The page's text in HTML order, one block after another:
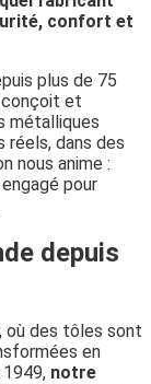
confort et
plus de 75
conçoit et
métalliques
réels, dans des
nous anime :
pour
depuis
où des tôles sont
en
notre